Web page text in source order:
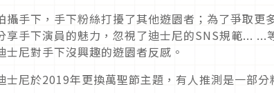
攝手下，手下粉絲打擾了其他遊園者；為了爭取更
享手下演員的魅力，忽視了迪士尼的SNS規範...
士尼對手下沒興趣的遊園者反感。
士尼於2019年更換萬聖節主題，有人推測是一部